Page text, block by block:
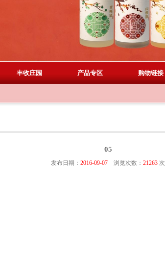
丰收庄园 产品专区 购物链接
05
发布日期： 2016-09-07 浏览次数： 21263 次